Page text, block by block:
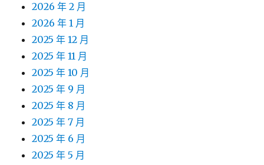
2026 年 2 月
2026 年 1 月
2025 年 12 月
2025 年 11 月
2025 年 10 月
2025 年 9 月
2025 年 8 月
2025 年 7 月
2025 年 6 月
2025 年 5 月